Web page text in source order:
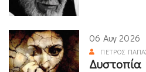
06 Αυγ 2026
ΠΈΤΡΟΣ
Δυστοπία